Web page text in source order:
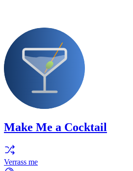
Make Me a Cocktail
Verrass me